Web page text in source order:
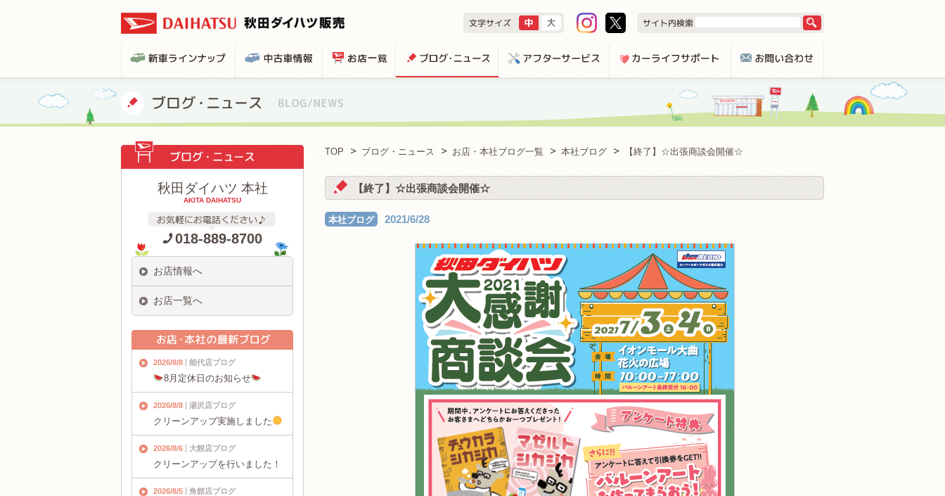
TOP ブログ・ニュース お店・本社ブログ一覧 本社ブログ 【終了】☆出張商談会開催☆
【終了】☆出張商談会開催☆
本社ブログ 2021/6/28
秋田ダイハツ 本社
AKITA DAIHATSU
018-889-8700
お店情報へ
お店一覧へ
2026/8/8 能代店ブログ
8月定休日のお知らせ
2026/8/8 湯沢店ブログ
クリーンアップ実施しました
2026/8/6 大館店ブログ
クリーンアップを行いました！
2026/8/5 角館店ブログ